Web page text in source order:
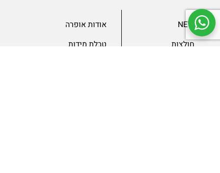
NEW
חולצות
אודות אופרה
טבלת מידות